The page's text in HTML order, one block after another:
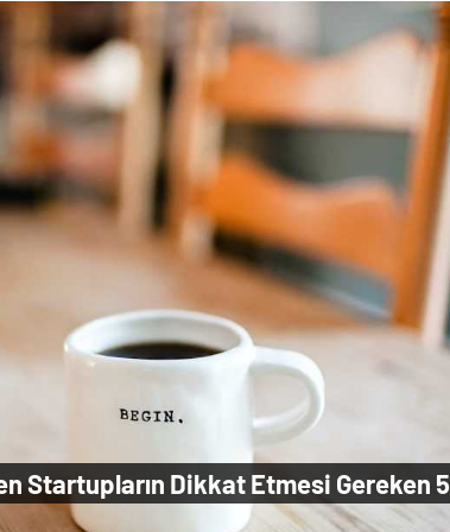
Startupların Dikkat Etmesi Gereken 5